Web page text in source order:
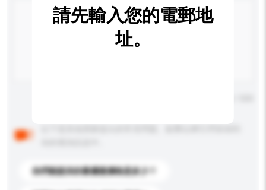
你們能提供的最優惠價格是多少？
請先輸入您的電郵地
址。